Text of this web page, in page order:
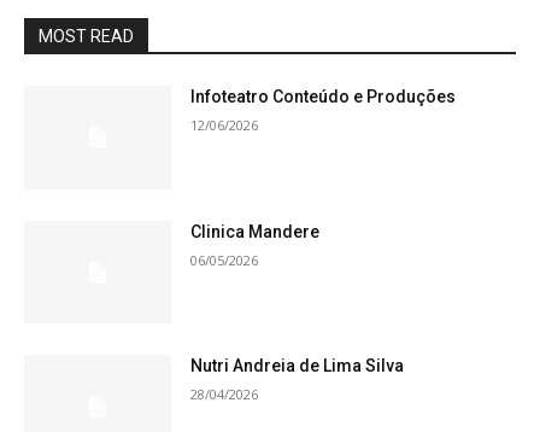
MOST READ
Infoteatro Conteúdo e Produções
12/06/2026
Clinica Mandere
06/05/2026
Nutri Andreia de Lima Silva
28/04/2026